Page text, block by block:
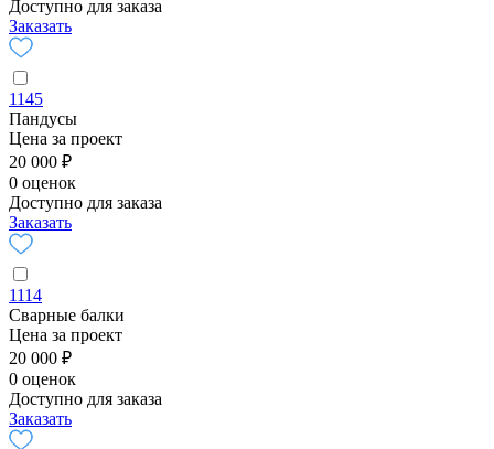
Доступно для заказа
Заказать
1145
Пандусы
Цена за проект
20 000 ₽
0 оценок
Доступно для заказа
Заказать
1114
Сварные балки
Цена за проект
20 000 ₽
0 оценок
Доступно для заказа
Заказать